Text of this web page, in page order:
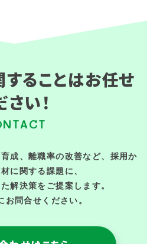
ることはお任せ
さい！
成、離職率の改善など、採用か
に関する課題に、
解決策をご提案します。
お問合せください。